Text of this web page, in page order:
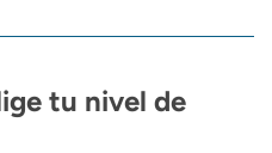
tu nivel de